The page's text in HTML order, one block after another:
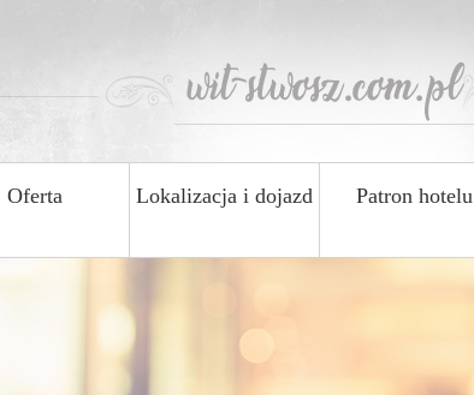
Oferta Lokalizacja i dojazd Patron hotelu